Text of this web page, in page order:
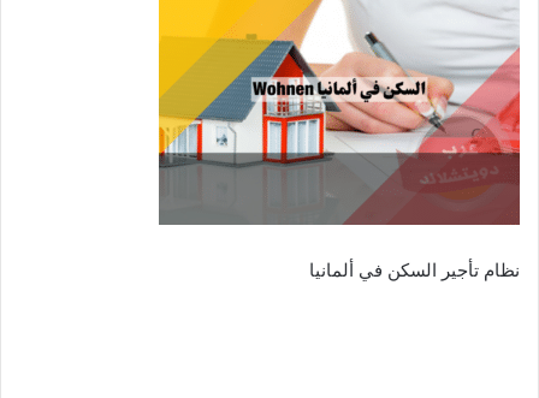
نظام تأجير السكن في ألمانيا